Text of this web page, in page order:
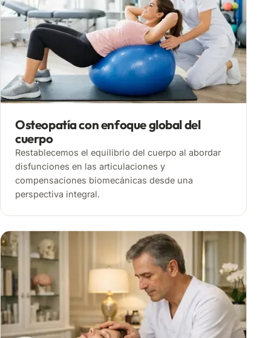
Osteopatía con enfoque global del
cuerpo
Restablecemos el equilibrio del cuerpo al abordar
disfunciones en las articulaciones y
compensaciones biomecánicas desde una
perspectiva integral.